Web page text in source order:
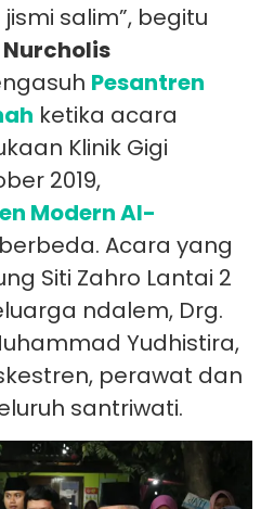
salim”, begitu
Nurcholis
Pesantren
ketika acara
Klinik Gigi
2019,
Modern Al-
Acara yang
Siti Zahro Lantai 2
ndalem, Drg.
Yudhistira,
perawat dan
santriwati.